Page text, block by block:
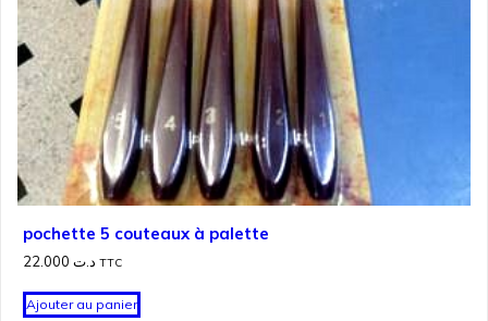
pochette 5 couteaux à palette
د.ت TTC
Ajouter au panier